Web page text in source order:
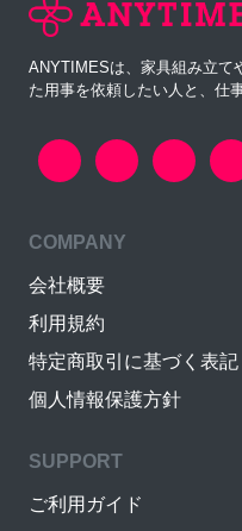
ANYTIMESは、家具組み立て
た用事を依頼したい人と、仕
COMPANY
会社概要
利用規約
特定商取引に基づく表記
個人情報保護方針
SUPPORT
ご利用ガイド